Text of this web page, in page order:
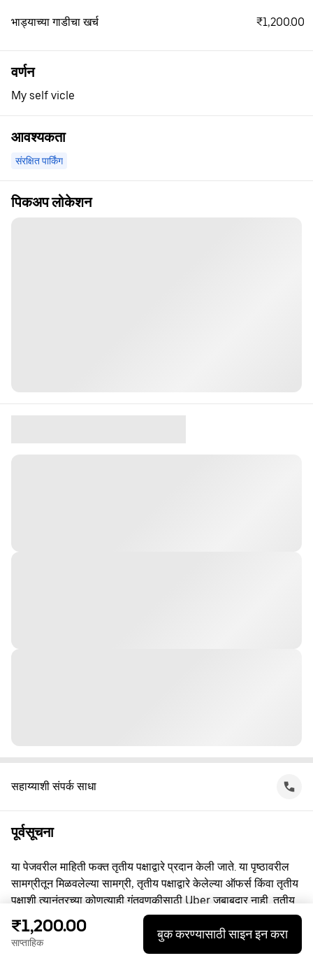
भाड्याच्या गाडीचा खर्च ₹1,200.00
वर्णन
My self vicle
आवश्यकता
संरक्षित पार्किंग
पिकअप लोकेशन
सहाय्याशी संपर्क साधा
पूर्वसूचना
या पेजवरील माहिती फक्त तृतीय पक्षाद्वारे प्रदान केली जाते. या पृष्ठावरील
सामग्रीतून मिळवलेल्या सामग्री, तृतीय पक्षाद्वारे केलेल्या ऑफर्स किंवा तृतीय
पक्षाशी त्यानंतरच्या कोणत्याही गुंतवणूकीसाठी Uber जबाबदार नाही. तृतीय
पक्षाशी व्यस्त असताना, तुम्ही त्यांच्याशी थेट करार करता, ज्यासाठी Uber हा
पक्ष नाही. प्रश्नांसाठी, कृपया तृतीय पक्षाशी थेट संपर्क साधा.
₹1,200.00
साप्ताहिक
बुक करण्यासाठी साइन इन करा